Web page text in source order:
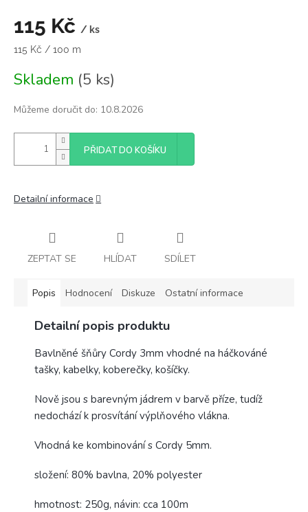
115 Kč / ks
Měrná
115 Kč / 100 m
Skladem (5 ks)
Můžeme doručit do: 10.8.2026
PŘIDAT DO KOŠÍKU
Detailní informace
ZEPTAT SE HLÍDAT SDÍLET
Popis Hodnocení Diskuze Ostatní informace
Detailní popis produktu
Bavlněné šňůry Cordy 3mm vhodné na háčkováné
tašky, kabelky, koberečky, košíčky.
Nově jsou s barevným jádrem v barvě příze, tudíž
nedochází k prosvítání výplňového vlákna.
Vhodná ke kombinování s Cordy 5mm.
složení: 80% bavlna, 20% polyester
hmotnost: 250g, návin: cca 100m